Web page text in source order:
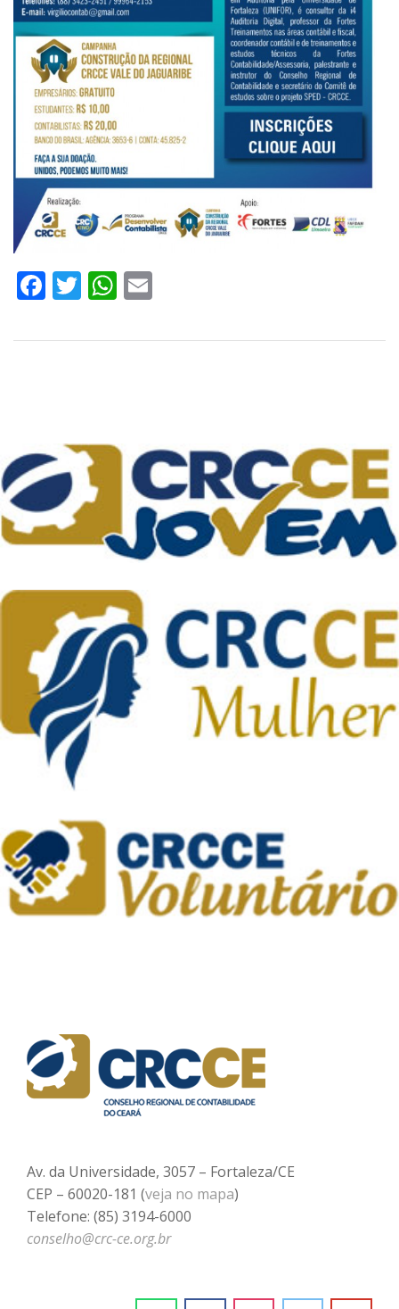
Facebook
TwitterWhatsApp
Av. da Universidade, 3057 – Fortaleza/CE
CEP – 60020-181 (veja no mapa)
Telefone: (85) 3194-6000
conselho@crc-ce.org.br